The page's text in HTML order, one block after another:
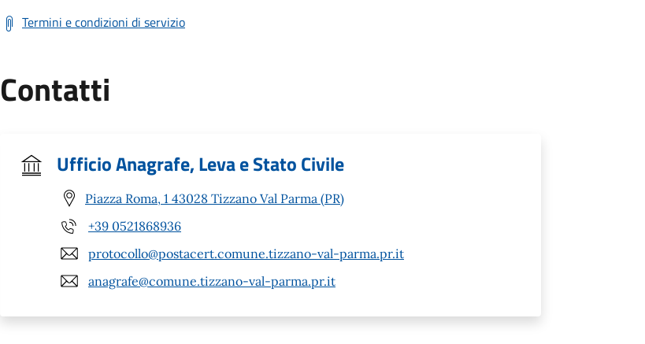
Termini e condizioni di servizio
Contatti
Ufficio Anagrafe, Leva e Stato Civile
Piazza Roma, 1 43028 Tizzano Val Parma (PR)
+39 0521868936
protocollo@postacert.comune.tizzano-val-parma.pr.it
anagrafe@comune.tizzano-val-parma.pr.it